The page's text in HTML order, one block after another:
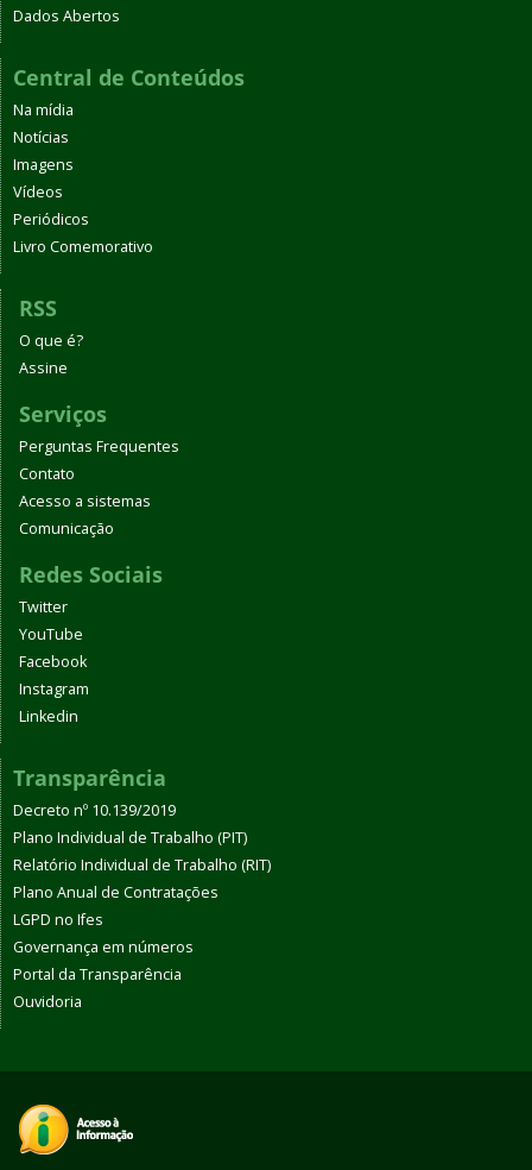
Dados Abertos
Central de Conteúdos
Na mídia
Notícias
Imagens
Vídeos
Periódicos
Livro Comemorativo
RSS
O que é?
Assine
Serviços
Perguntas Frequentes
Contato
Acesso a sistemas
Comunicação
Redes Sociais
Twitter
YouTube
Facebook
Instagram
Linkedin
Transparência
Decreto nº 10.139/2019
Plano Individual de Trabalho (PIT)
Relatório Individual de Trabalho (RIT)
Plano Anual de Contratações
LGPD no Ifes
Governança em números
Portal da Transparência
Ouvidoria